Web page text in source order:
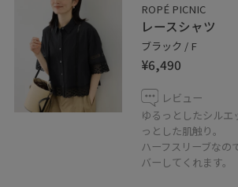
ROPÉ PICNIC
レースシャツ
ブラック / F
¥6,490
レビュー
ゆるっとしたシルエ
っとした肌触り。
ハーフスリーブなの
バーしてくれます。